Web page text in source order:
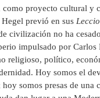
como proyecto cultural
previó en sus
civilización no ha
impulsado por
religioso, político,
Hoy somos el
hoy somos presas de